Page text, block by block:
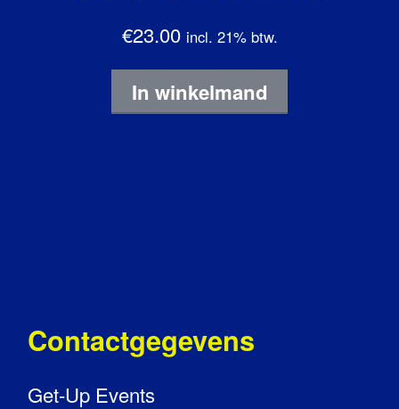
€23.00 incl. 21% btw.
In winkelmand
Contactgegevens
Get-Up Events